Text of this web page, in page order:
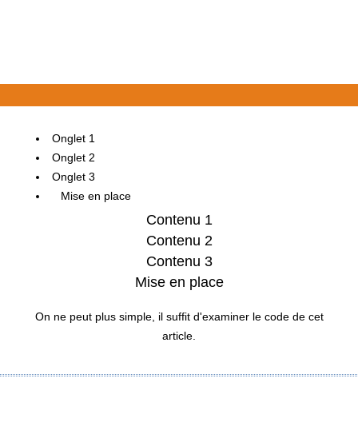
Onglet 1
Onglet 2
Onglet 3
Mise en place
Contenu 1
Contenu 2
Contenu 3
Mise en place
On ne peut plus simple, il suffit d'examiner le code de cet
article.